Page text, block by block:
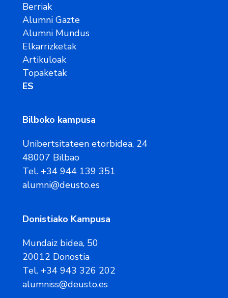
Berriak
Alumni Gazte
Alumni Mundus
Elkarrizketak
Artikuloak
Topaketak
ES
Bilboko kampusa
Unibertsitateen etorbidea, 24
48007 Bilbao
Tel. +34 944 139 351
alumni@deusto.es
Donistiako Kampusa
Mundaiz bidea, 50
20012 Donostia
Tel. +34 943 326 202
alumniss@deusto.es